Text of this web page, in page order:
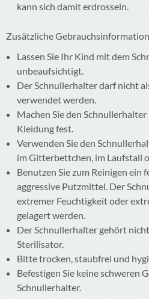
kann sich damit erdrosseln.
Zusätzliche
Lassen Sie Ihr Kind mit dem
unbeaufsichtigt.
Der Schnullerhalter darf nicht
verwendet werden.
Machen Sie den
Kleidung fest.
Verwenden Sie den
im Gitterbettchen, im Laufstall
Benutzen Sie zum Reinigen ein
aggressive Putzmittel. Der
extremer Feuchtigkeit oder
gelagert werden.
Der Schnullerhalter gehört
Sterilisator.
Bitte trocken, staubfrei und
Befestigen Sie keine schweren
Schnullerhalter.